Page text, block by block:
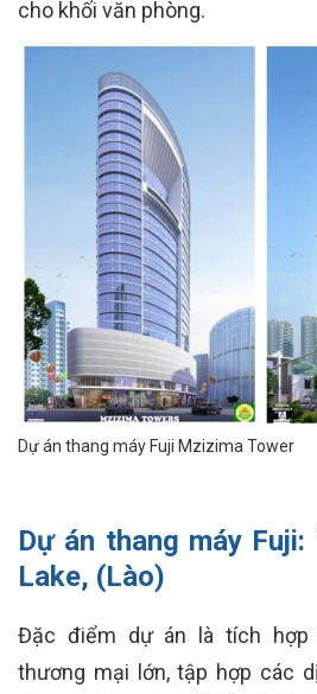
cho khối văn phòng.
Dự án thang máy Fuji Mzizima Tower
Dự án thang máy Fuji:
Lake, (Lào)
Đặc điểm dự án là tích hợp
thương mại lớn, tập hợp các